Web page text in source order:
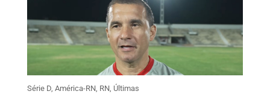
Série D, América-RN, RN, Últimas